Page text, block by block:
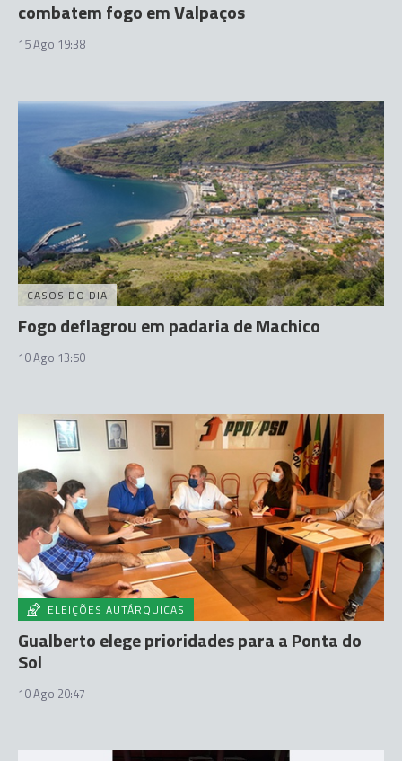
combatem fogo em Valpaços
15 Ago 19:38
CASOS DO DIA
Fogo deflagrou em padaria de Machico
10 Ago 13:50
ELEIÇÕES AUTÁRQUICAS
Gualberto elege prioridades para a Ponta do
Sol
10 Ago 20:47